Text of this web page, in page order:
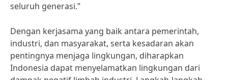
seluruh generasi.”
Dengan kerjasama yang baik antara pemerintah,
industri, dan masyarakat, serta kesadaran akan
pentingnya menjaga lingkungan, diharapkan
Indonesia dapat menyelamatkan lingkungan dari